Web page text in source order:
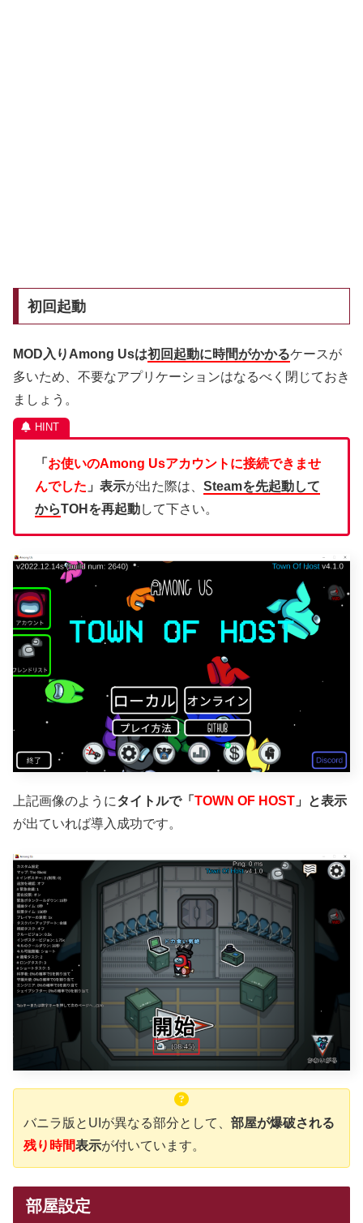
初回起動
MOD入りAmong Usは初回起動に時間がかかるケースが
多いため、不要なアプリケーションはなるべく閉じておき
ましょう。
「 お使いのAmong Usアカウントに接続できませ
んでした 」表示が出た際は、 Steamを先起動して
からTOHを再起動して下さい。
上記画像のようにタイトルで「 TOWN OF HOST 」と表示
が出ていれば導入成功です。
バニラ版とUIが異なる部分として、 部屋が爆破される
残り時間表示が付いています。
部屋設定